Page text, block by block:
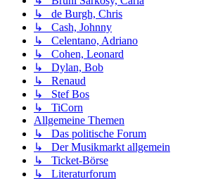
↳ de Burgh, Chris
↳ Cash, Johnny
↳ Celentano, Adriano
↳ Cohen, Leonard
↳ Dylan, Bob
↳ Renaud
↳ Stef Bos
↳ TiCorn
Allgemeine Themen
↳ Das politische Forum
↳ Der Musikmarkt allgemein
↳ Ticket-Börse
↳ Literaturforum